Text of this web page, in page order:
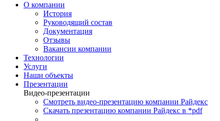
О компании
История
Руководящий состав
Документация
Отзывы
Вакансии компании
Технологии
Услуги
Наши объекты
Презентации
Видео-презентации
Смотреть видео-презентацию компании Райдекс
Скачать презентацию компании Райдекс в *pdf